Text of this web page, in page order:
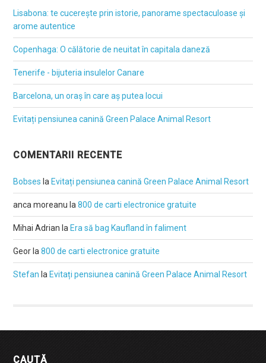
Lisabona: te cucerește prin istorie, panorame spectaculoase și
arome autentice
Copenhaga: O călătorie de neuitat în capitala daneză
Tenerife - bijuteria insulelor Canare
Barcelona, un oraș în care aș putea locui
Evitați pensiunea canină Green Palace Animal Resort
COMENTARII RECENTE
Bobses la Evitați pensiunea canină Green Palace Animal Resort
anca moreanu la800 de carti electronice gratuite
Mihai Adrian la Era să bag Kaufland în faliment
Geor la800 de carti electronice gratuite
Stefan la Evitați pensiunea canină Green Palace Animal Resort
CAUTĂ